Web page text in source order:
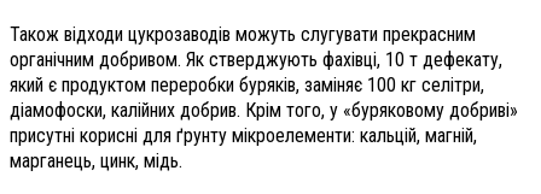
Також відходи цукрозаводів можуть слугувати прекрасним
органічним добривом. Як стверджують фахівці, 10 т дефекату,
який є продуктом переробки буряків, заміняє 100 кг селітри,
діамофоски, калійних добрив. Крім того, у «буряковому добриві»
присутні корисні для ґрунту мікроелементи: кальцій, магній,
марганець, цинк, мідь.